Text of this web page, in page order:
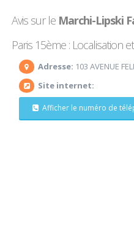
Avis sur le Marchi-Lipski
Paris 15ème : Localisation
Adresse: 103 AVENUE
Site internet:
Afficher le numéro de